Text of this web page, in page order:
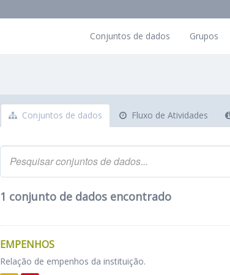
Conjuntos de dados Grupos
Conjuntos de dados Fluxo de Atividades
1 conjunto de dados encontrado
EMPENHOS
Relação de empenhos da instituição.